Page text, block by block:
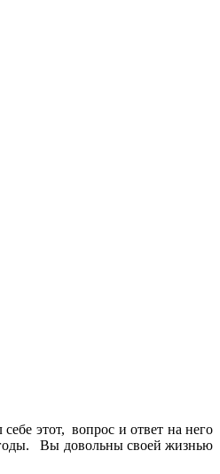
этот, вопрос и ответ на него
годы. Вы довольны своей жизнью